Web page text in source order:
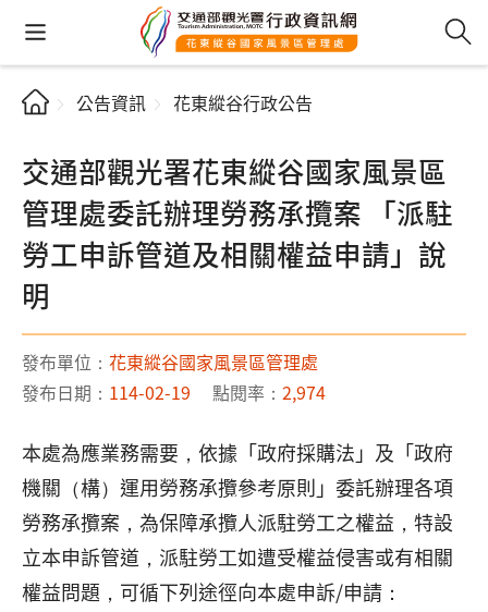
公告資訊 花東縱谷行政公告
交通部觀光署花東縱谷國家風景區
管理處委託辦理勞務承攬案 「派駐
勞工申訴管道及相關權益申請」說
明
發布單位： 花東縱谷國家風景區管理處
發布日期： 114-02-19 點閱率： 2,974
本處為應業務需要，依據「政府採購法」及「政府
機關（構）運用勞務承攬參考原則」委託辦理各項
勞務承攬案，為保障承攬人派駐勞工之權益，特設
立本申訴管道，派駐勞工如遭受權益侵害或有相關
權益問題，可循下列途徑向本處申訴/申請：